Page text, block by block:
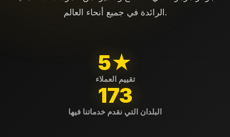
الرائدة في جميع أنحاء العالم.
5★
تقييم العملاء
173
البلدان التي نقدم خدماتنا فيها